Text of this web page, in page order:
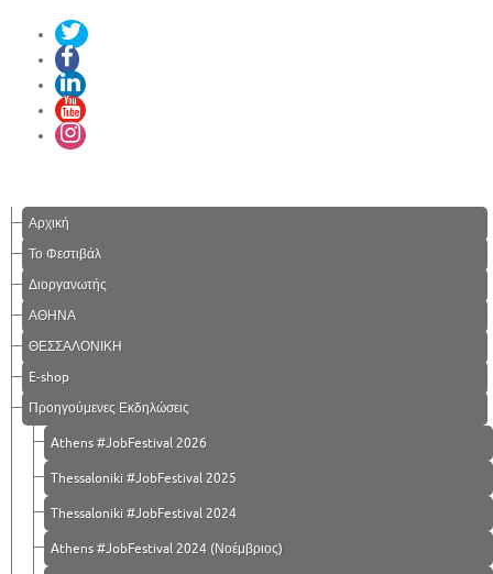
Αρχική
Το Φεστιβάλ
Διοργανωτής
ΑΘΗΝΑ
ΘΕΣΣΑΛΟΝΙΚΗ
E-shop
Προηγούμενες Εκδηλώσεις
Athens #JobFestival 2026
Thessaloniki #JobFestival 2025
Thessaloniki #JobFestival 2024
Athens #JobFestival 2024 (Νοέμβριος)